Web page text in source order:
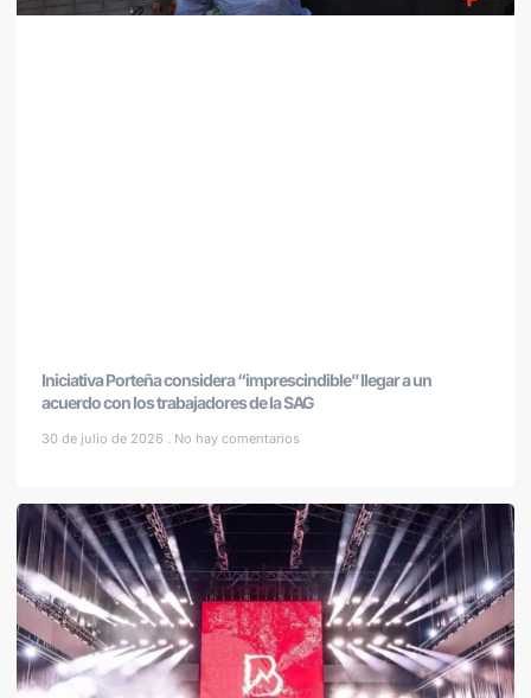
Iniciativa Porteña considera “imprescindible” llegar a un
acuerdo con los trabajadores de la SAG
30 de julio de 2026 No hay comentarios